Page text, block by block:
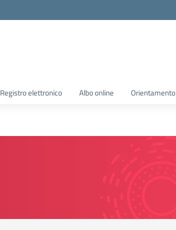
Registro elettronico Albo online Orientamento